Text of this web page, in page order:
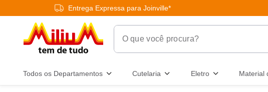
Entrega Expressa para Joinville*
O que você procura?
Todos os Departamentos Cutelaria Eletro Material